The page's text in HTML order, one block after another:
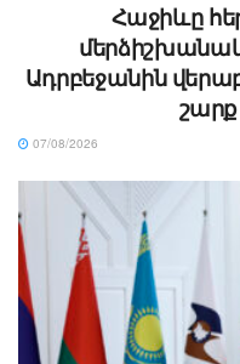
Հաջիևը
Ադրբեջանին
07/08/2026